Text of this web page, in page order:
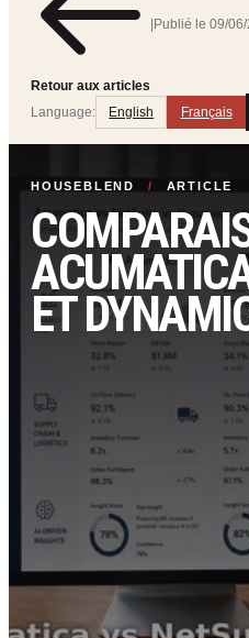
Retour aux articles
Publié le 09/
Language: English Français
HOUSEBLEND / ARTICLE
ET